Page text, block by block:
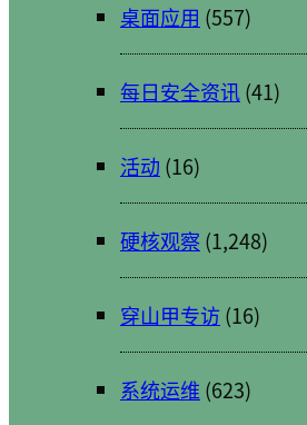
桌面应用 (557)
每日安全资讯(41)
活动 (16)
硬核观察 (1,248)
穿山甲专访(16)
系统运维 (623)